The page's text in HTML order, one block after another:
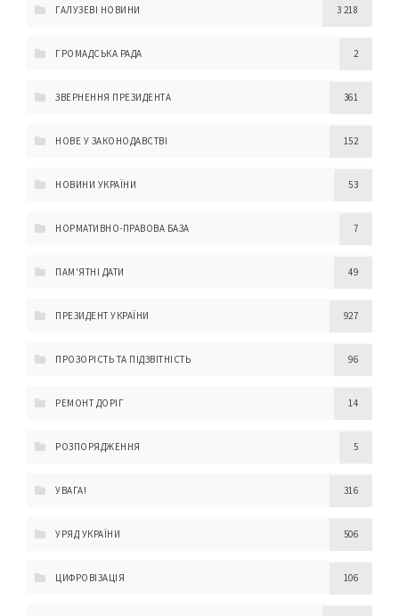
ГАЛУЗЕВІ НОВИНИ 3 218
ГРОМАДСЬКА РАДА 2
ЗВЕРНЕННЯ ПРЕЗИДЕНТА 361
НОВЕ У ЗАКОНОДАВСТВІ 152
НОВИНИ УКРАЇНИ 53
НОРМАТИВНО-ПРАВОВА БАЗА 7
ПАМ'ЯТНІ ДАТИ 49
ПРЕЗИДЕНТ УКРАЇНИ 927
ПРОЗОРІСТЬ ТА ПІДЗВІТНІСТЬ 96
РЕМОНТ ДОРІГ 14
РОЗПОРЯДЖЕННЯ 5
УВАГА! 316
УРЯД УКРАЇНИ 506
ЦИФРОВІЗАЦІЯ 106